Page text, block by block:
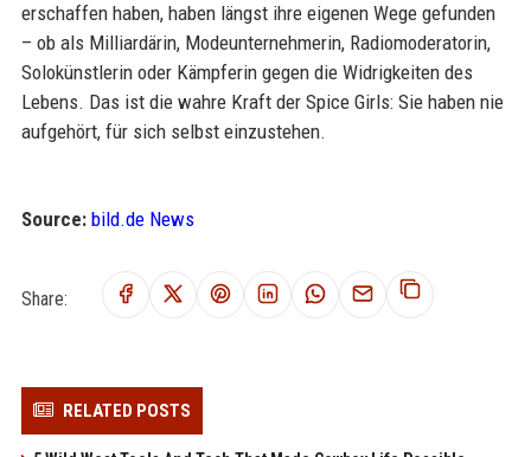
erschaffen haben, haben längst ihre eigenen Wege gefunden
– ob als Milliardärin, Modeunternehmerin, Radiomoderatorin,
Solokünstlerin oder Kämpferin gegen die Widrigkeiten des
Lebens. Das ist die wahre Kraft der Spice Girls: Sie haben nie
aufgehört, für sich selbst einzustehen.
Source: bild.de News
Share:
RELATED POSTS